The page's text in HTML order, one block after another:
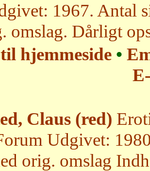
1967. Antal
omslag. Dårligt
hjemmeside •
Claus (red)
Udgivet:
orig. omslag